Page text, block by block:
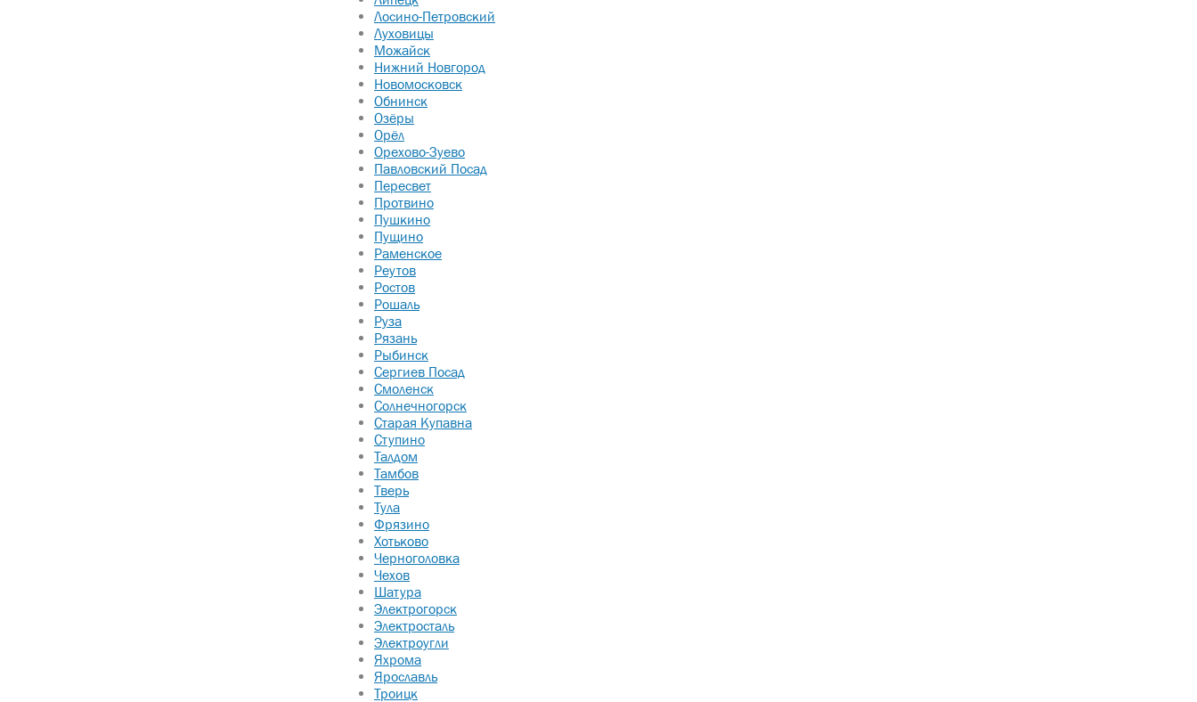
Лосино-Петровский
Луховицы
Можайск
Нижний Новгород
Новомосковск
Обнинск
Озёры
Орёл
Орехово-Зуево
Павловский Посад
Пересвет
Протвино
Пушкино
Пущино
Раменское
Реутов
Ростов
Рошаль
Руза
Рязань
Рыбинск
Сергиев Посад
Смоленск
Солнечногорск
Старая Купавна
Ступино
Талдом
Тамбов
Тверь
Тула
Фрязино
Хотьково
Черноголовка
Чехов
Шатура
Электрогорск
Электросталь
Электроугли
Яхрома
Ярославль
Троицк
УСЛУГИ
ОТЗЫВЫ
НОВОСТИ
КОНТАКТЫ
КАРТА САЙТА